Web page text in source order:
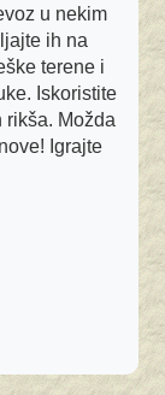
u nekim
ih na
terene i
Iskoristite
Možda
Igrajte